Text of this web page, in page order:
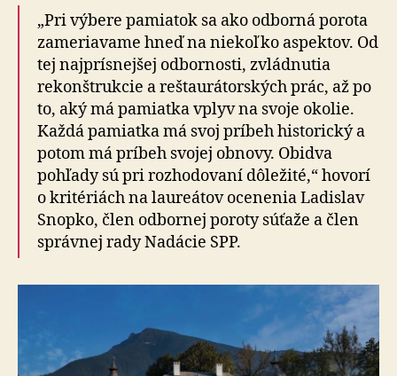
„Pri výbere pamiatok sa ako odborná porota
zameriavame hneď na niekoľko aspektov. Od
tej najprísnejšej odbornosti, zvládnutia
rekonštrukcie a reštaurátorských prác, až po
to, aký má pamiatka vplyv na svoje okolie.
Každá pamiatka má svoj príbeh historický a
potom má príbeh svojej obnovy. Obidva
pohľady sú pri rozhodovaní dôležité,“ hovorí
o kritériách na laureátov ocenenia Ladislav
Snopko, člen odbornej poroty súťaže a člen
správnej rady Nadácie SPP.